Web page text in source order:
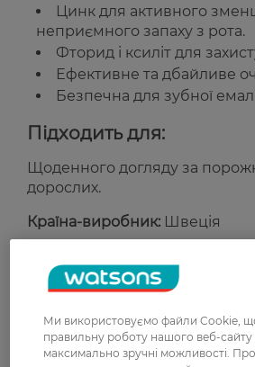
Цинк для активного
неприємного запаху з рота.
Фторид і ксиліт для
Ефективне та дбайливе
Безпечна для зубної
Підходить для:
Щоденного догляду за
дорослих.
Країна-виробник: Швеція
Рейтинг та відгуки
0 0 відгуків
Ми використовуємо файли Cookie,
правильну роботу нашого веб-сайту
максимально зручні можливості.